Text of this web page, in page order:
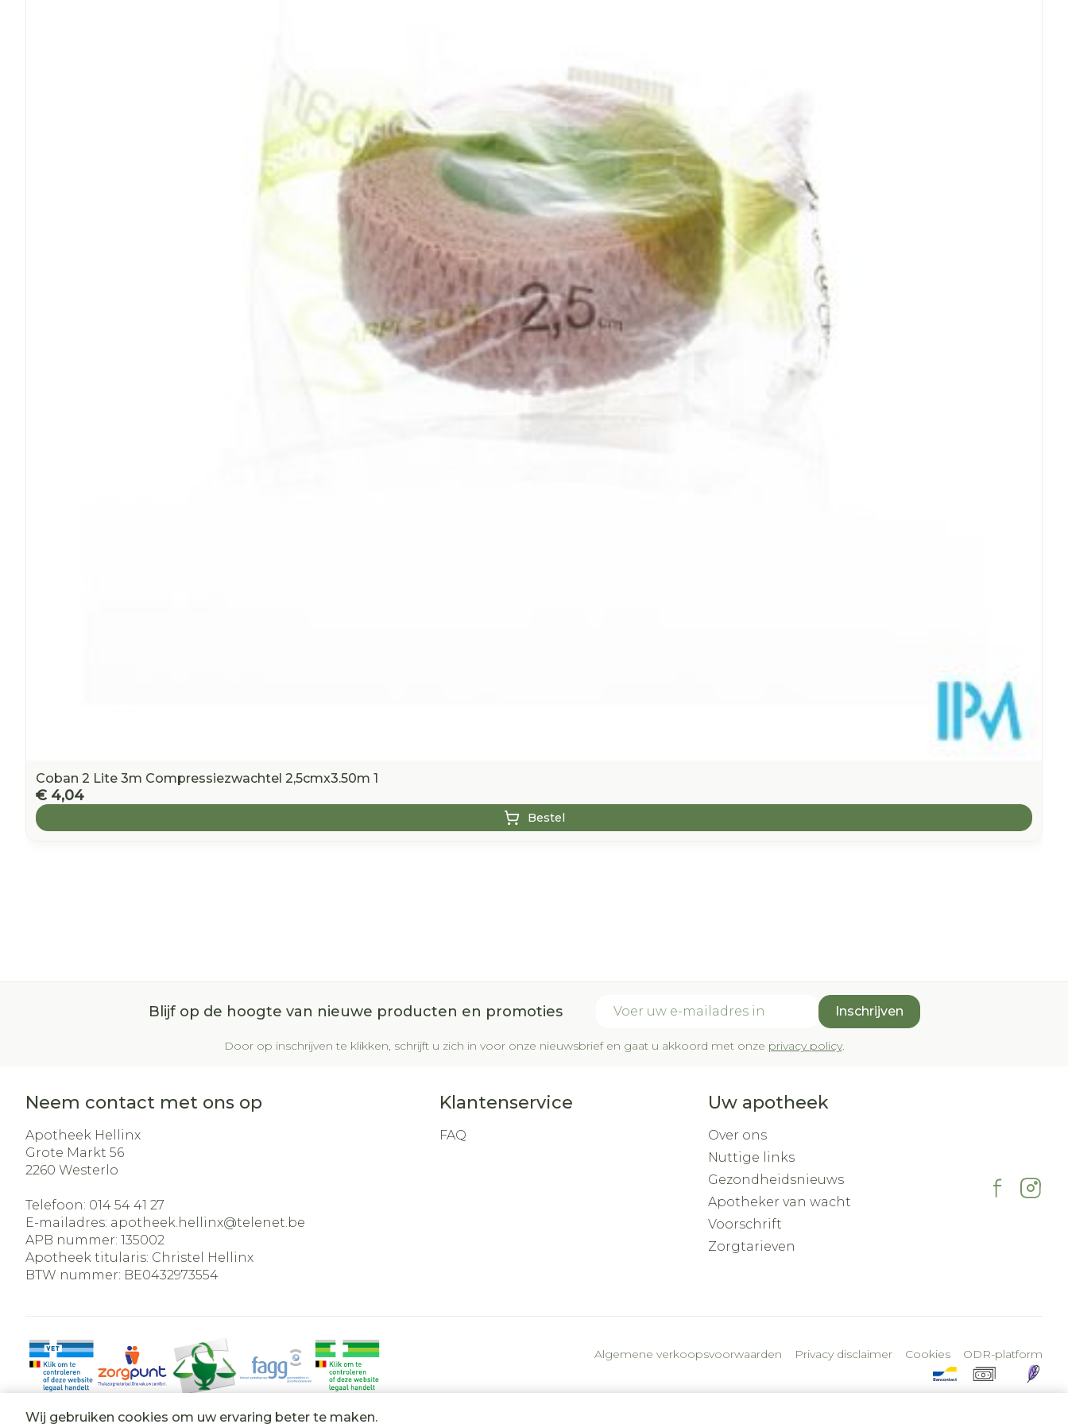
Wij gebruiken cookies om uw ervaring beter te maken.
Coban 2 Lite 3m Compressiezwachtel 2,5cmx3.50m 1
€ 4,04
Bestel
Blijf op de hoogte van nieuwe producten en promoties Inschrijven
Door op inschrijven te klikken, schrijft u zich in voor onze nieuwsbrief en gaat u akkoord met onze privacy policy.
Neem contact met ons op
Apotheek Hellinx
Grote Markt 56
2260 Westerlo
Telefoon: 014 54 41 27
E-mailadres: apotheek.hellinx@telenet.be
APB nummer: 135002
Apotheek titularis: Christel Hellinx
BTW nummer: BE0432973554
Klantenservice
FAQ
Uw apotheek
Over ons
Nuttige links
Gezondheidsnieuws
Apotheker van wacht
Voorschrift
Zorgtarieven
Algemene verkoopsvoorwaarden Privacy disclaimer Cookies ODR-platform